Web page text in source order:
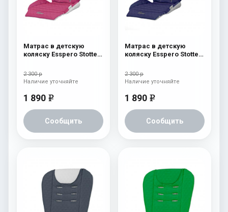
Матрас в детскую
коляску Esspero Stotte
2 300 р
1 890 e
Сообщить
Наличие уточняйте
Матрас в детскую
коляску Esspero Stotte
2 300 р
1 890 e
Сообщить
Наличие уточняйте